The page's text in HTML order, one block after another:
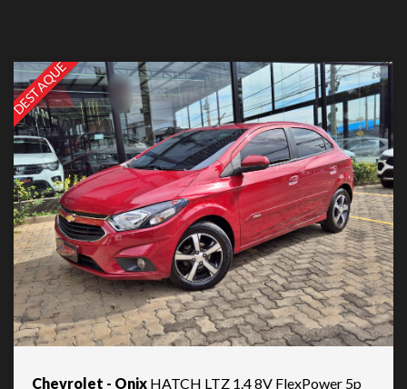
DESTAQUE
Chevrolet - Onix HATCH LTZ 1.4 8V FlexPower 5p